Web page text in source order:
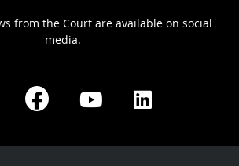
from the Court are available on social
media.
Share Share
Facebook
Share
YoutubeLinkedIn